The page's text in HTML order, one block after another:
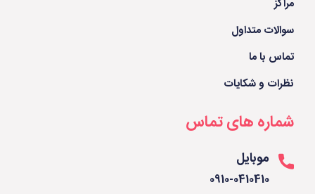
سوالات متداول
تماس با ما
نظرات و شکایات
شماره های تماس
موبایل
0910-0410410